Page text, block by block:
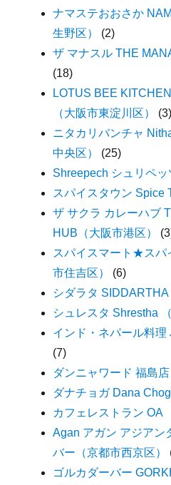
ナマステおおさか
生野区）
(2)
ザ マナスル THE
(18)
LOTUS BEE
（大阪市東淀川区）
(3)
ニタカリバンチャ
中央区）
(25)
Shreepech シュリペッ
スパイスタウン Spice
ザ サクラ カレーハブ
HUB（大阪市港区）
スパイスマート★スパ
市住吉区）
(6)
シダラタ SIDDARTHA
シュレスタ Shrestha
インド・ネパール料理
(7)
ダンニャワード 福島店
ダナチョガ Dana
カフェレストラン OA
Agan アガン アジアン
バー（京都市西京区）
ゴルカダーバー